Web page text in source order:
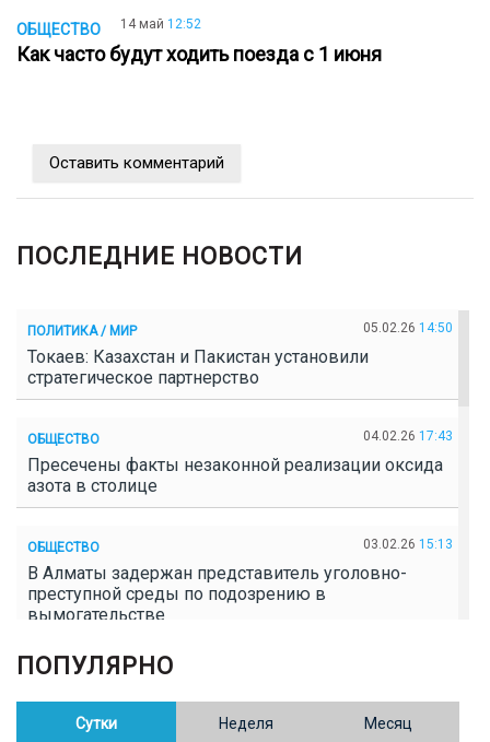
ОБЩЕСТВО 14 май 12:52
Как часто будут ходить поезда с 1 июня
Оставить комментарий
ПОСЛЕДНИЕ НОВОСТИ
ПОЛИТИКА / МИР 05.02.26 14:50
Токаев: Казахстан и Пакистан установили
стратегическое партнерство
ОБЩЕСТВО 04.02.26 17:43
Пресечены факты незаконной реализации оксида
азота в столице
ОБЩЕСТВО 03.02.26 15:13
В Алматы задержан представитель уголовно-
преступной среды по подозрению в
вымогательстве
ОБЩЕСТВО
Полицейские пресекли незаконное выращивание
конопли в Таразе
ПОПУЛЯРНО
Сутки Неделя Месяц